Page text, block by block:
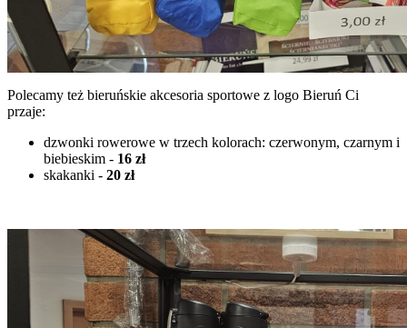
Polecamy też bieruńskie akcesoria sportowe z logo Bieruń Ci
przaje:
dzwonki rowerowe w trzech kolorach: czerwonym, czarnym i
biebieskim - 16 zł
skakanki - 20 zł